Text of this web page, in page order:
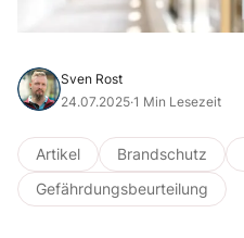
Sven Rost
24.07.2025·1 Min Lesezeit
Artikel Brandschutz
Gefährdungsbeurteilung